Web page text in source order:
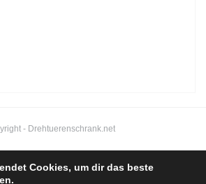
- Drehtuerenschrank.net
Cookies, um dir das beste